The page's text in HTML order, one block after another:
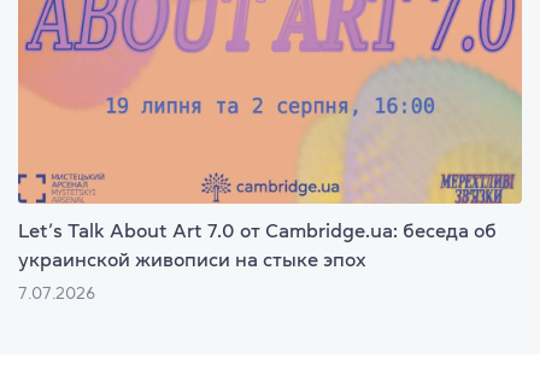
Let’s Talk About Art 7.0 от Cambridge.ua: беседа об
украинской живописи на стыке эпох
7.07.2026